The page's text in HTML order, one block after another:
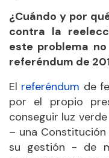
¿Cuándo y por
contra la
este problema
referéndum de
El referéndum de
por el propio
conseguir luz
– una
su gestión - de